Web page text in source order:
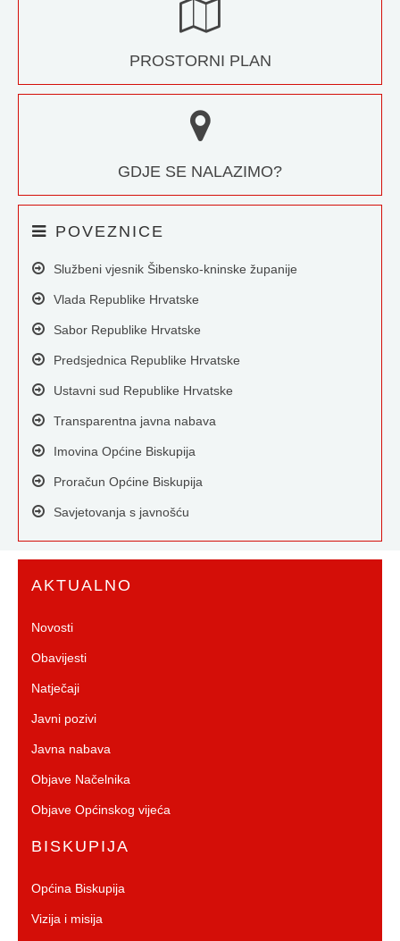
PROSTORNI PLAN
GDJE SE NALAZIMO?
POVEZNICE
Službeni vjesnik Šibensko-kninske županije
Vlada Republike Hrvatske
Sabor Republike Hrvatske
Predsjednica Republike Hrvatske
Ustavni sud Republike Hrvatske
Transparentna javna nabava
Imovina Općine Biskupija
Proračun Općine Biskupija
Savjetovanja s javnošću
AKTUALNO
Novosti
Obavijesti
Natječaji
Javni pozivi
Javna nabava
Objave Načelnika
Objave Općinskog vijeća
BISKUPIJA
Općina Biskupija
Vizija i misija